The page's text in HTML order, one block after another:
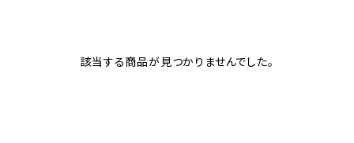
該当する商品が見つかりませんでした。